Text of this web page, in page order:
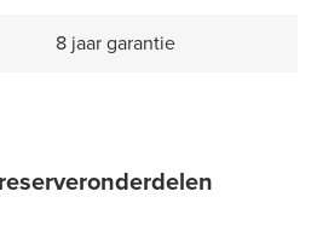
8 jaar garantie